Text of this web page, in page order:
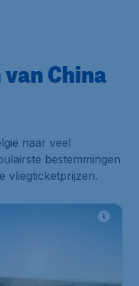
China
naar veel
bestemmingen
vliegticketprijzen.